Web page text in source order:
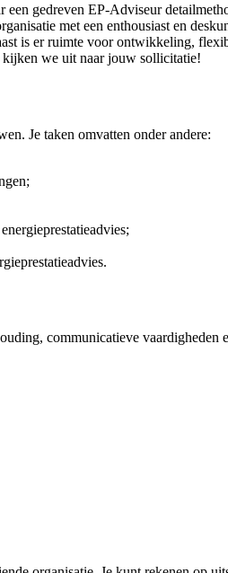
gedreven EP-Adviseur
met een enthousiast en
is er ruimte voor ontwikkeling,
we uit naar jouw sollicitatie!
Je taken omvatten onder andere:
communicatieve vaardigheden